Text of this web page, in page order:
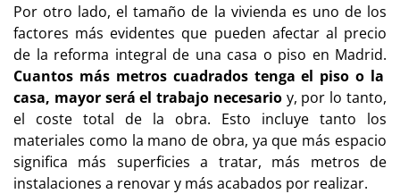
Por otro lado, el tamaño de la vivienda es uno de los
factores más evidentes que pueden afectar al precio
de la reforma integral de una casa o piso en Madrid.
Cuantos más metros cuadrados tenga el piso o la
casa, mayor será el trabajo necesarioy, por lo tanto,
el coste total de la obra. Esto incluye tanto los
materiales como la mano de obra, ya que más espacio
significa más superficies a tratar, más metros de
instalaciones a renovar y más acabados por realizar.